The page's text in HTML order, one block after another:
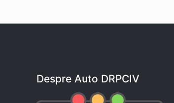
Despre Auto DRPCIV